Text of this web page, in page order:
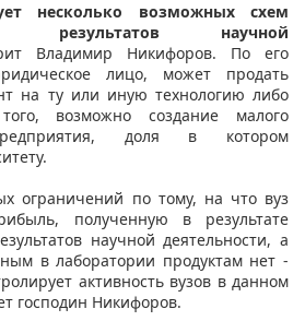
несколько возможных схем
результатов научной
Владимир Никифоров. По его
лицо, может продать
на ту или иную технологию либо
возможно создание малого
доля в котором
ограничений по тому, на что вуз
полученную в результате
научной деятельности, а
в лаборатории продуктам нет -
активность вузов в данном
господин Никифоров.